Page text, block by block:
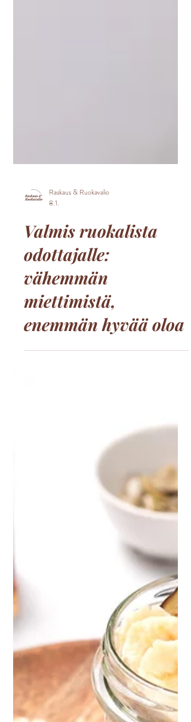
Raskaus & Ruokavalio
8.1.
Valmis ruokalista
odottajalle:
vähemmän
miettimistä,